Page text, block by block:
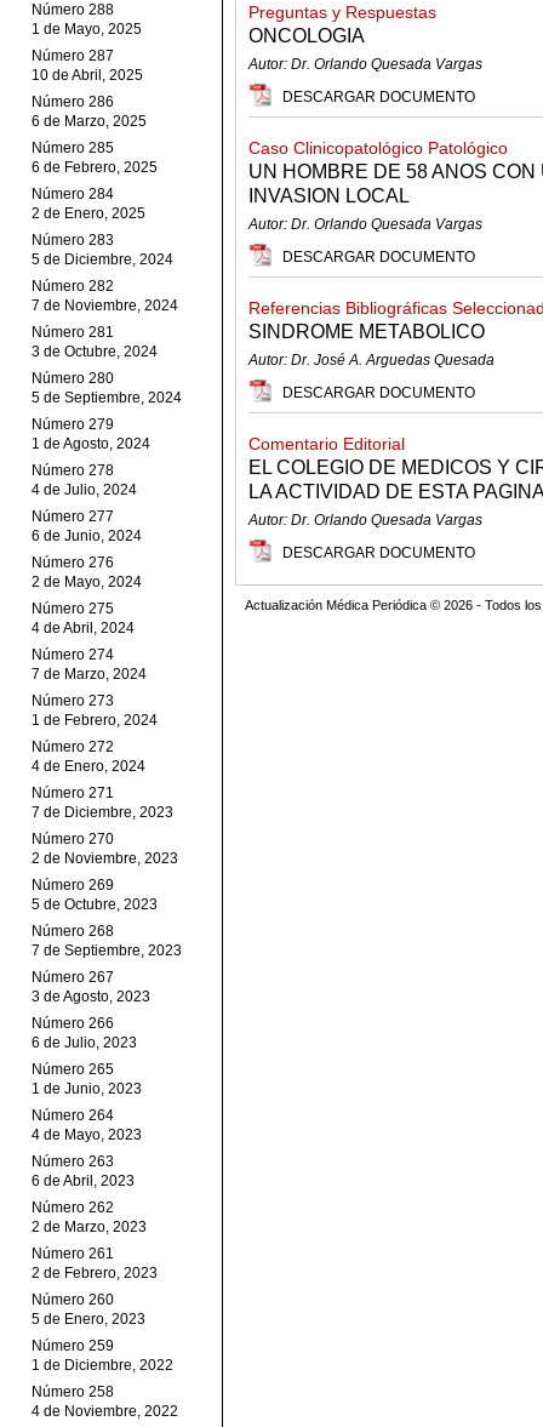
Número 288
1 de Mayo, 2025
Número 287
10 de Abril, 2025
Número 286
6 de Marzo, 2025
Número 285
6 de Febrero, 2025
Número 284
2 de Enero, 2025
Número 283
5 de Diciembre, 2024
Número 282
7 de Noviembre, 2024
Número 281
3 de Octubre, 2024
Número 280
5 de Septiembre, 2024
Número 279
1 de Agosto, 2024
Número 278
4 de Julio, 2024
Número 277
6 de Junio, 2024
Número 276
2 de Mayo, 2024
Número 275
4 de Abril, 2024
Número 274
7 de Marzo, 2024
Número 273
1 de Febrero, 2024
Número 272
4 de Enero, 2024
Número 271
7 de Diciembre, 2023
Número 270
2 de Noviembre, 2023
Número 269
5 de Octubre, 2023
Número 268
7 de Septiembre, 2023
Número 267
3 de Agosto, 2023
Número 266
6 de Julio, 2023
Número 265
1 de Junio, 2023
Número 264
4 de Mayo, 2023
Número 263
6 de Abril, 2023
Número 262
2 de Marzo, 2023
Número 261
2 de Febrero, 2023
Número 260
5 de Enero, 2023
Número 259
1 de Diciembre, 2022
Número 258
4 de Noviembre, 2022
Preguntas y Respuestas
ONCOLOGIA
Autor: Dr. Orlando Quesada Vargas
DESCARGAR DOCUMENTO
Caso Clinicopatológico Patológico
UN HOMBRE DE 58 ANOS
INVASION LOCAL
Autor: Dr. Orlando Quesada Vargas
DESCARGAR DOCUMENTO
Referencias Bibliográficas
SINDROME METABOLICO
Autor: Dr. José A. Arguedas Quesada
DESCARGAR DOCUMENTO
Comentario Editorial
EL COLEGIO DE MEDICOS Y
LA ACTIVIDAD DE ESTA
Autor: Dr. Orlando Quesada Vargas
DESCARGAR DOCUMENTO
Actualización Médica Periódica © 2026 - Todos